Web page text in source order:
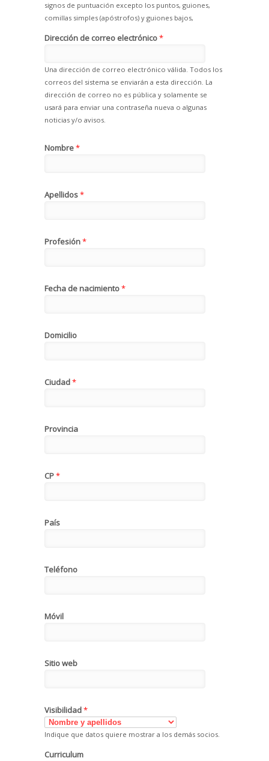
signos de puntuación excepto los puntos, guiones,
comillas simples (apóstrofos) y guiones bajos,
Dirección de correo electrónico*
Una dirección de correo electrónico válida. Todos los
correos del sistema se enviarán a esta dirección. La
dirección de correo no es pública y solamente se
usará para enviar una contraseña nueva o algunas
noticias y/o avisos.
Nombre*
Apellidos*
Profesión*
Fecha de nacimiento*
Domicilio
Ciudad*
Provincia
CP*
País
Teléfono
Móvil
Sitio web
Visibilidad*
Indique que datos quiere mostrar a los demás socios.
Curriculum